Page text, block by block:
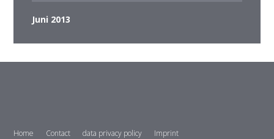
Juni 2013
Home Contact data privacy policy Imprint